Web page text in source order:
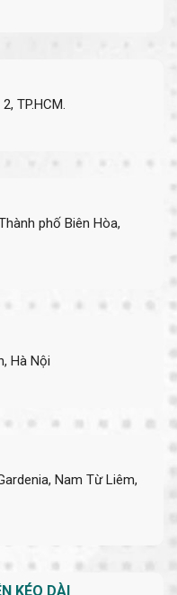
TP.HCM.
phố Biên Hòa,
Hà Nội
Nam Từ Liêm,
KÉO DÀI